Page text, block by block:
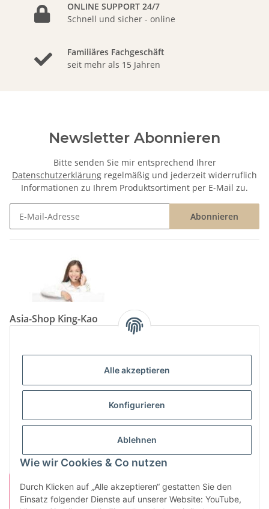
Alle akzeptieren
Konfigurieren
Ablehnen
Wie wir Cookies & Co nutzen
Durch Klicken auf „Alle akzeptieren“ gestatten Sie den
Einsatz folgender Dienste auf unserer Website: YouTube,
ONLINE SUPPORT 24/7
Schnell und sicher - online
Familiäres Fachgeschäft
seit mehr als 15 Jahren
Newsletter Abonnieren
Bitte senden Sie mir entsprechend Ihrer
Datenschutzerklärung regelmäßig und jederzeit widerruflich
Informationen zu Ihrem Produktsortiment per E-Mail zu.
Abonnieren
Asia-Shop King-Kao
Tel: (06825) 499-104
info@king-kao.de
Öffnungszeiten (Mo-Sa.) 9:00 - 19:00
Gesetzliche Informationen